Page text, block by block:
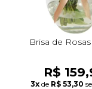
Brisa de
R$
3x de R$ 53,30